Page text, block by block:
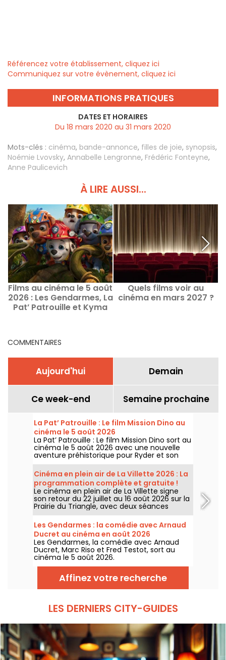
Référencez votre établissement, cliquez ici
Communiquez sur votre évènement, cliquez ici
INFORMATIONS PRATIQUES
DATES ET HORAIRES
Du 18 mars 2020 au 31 mars 2020
Mots-clés : cinéma, bande-annonce, filles de joie, synopsis,
Noémie Lvovsky, Annabelle Lengronne, Frédéric Fonteyne,
Anne Paulicevich
À LIRE AUSSI...
Films au cinéma le 5 août
2026 : Les Gendarmes, La
Pat’ Patrouille et Kyma
Quels films voir au
cinéma en mars 2027 ?
COMMENTAIRES
Aujourd'hui Demain
Ce week-end Semaine prochaine
La Pat’ Patrouille : Le film Mission Dino au
cinéma le 5 août 2026
La Pat’ Patrouille : Le film Mission Dino sort au
cinéma le 5 août 2026 avec une nouvelle
aventure préhistorique pour Ryder et son
équipe.
Cinéma en plein air de La Villette 2026 : La
programmation complète et gratuite !
Le cinéma en plein air de La Villette signe
son retour du 22 juillet au 16 août 2026 sur la
Prairie du Triangle, avec deux séances
gratuites par jour, à 18h et 21h. Pour cette
35e édition, le festival met à l’honneur le
thème “L’appel de la forêt”. Découvrez la
programmation complète et gratuite !
Les Gendarmes : la comédie avec Arnaud
Ducret au cinéma en août 2026
Les Gendarmes, la comédie avec Arnaud
Ducret, Marc Riso et Fred Testot, sort au
cinéma le 5 août 2026.
Affinez votre recherche
LES DERNIERS CITY-GUIDES